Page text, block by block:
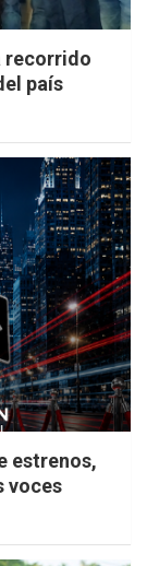
recorrido
país
estrenos,
voces